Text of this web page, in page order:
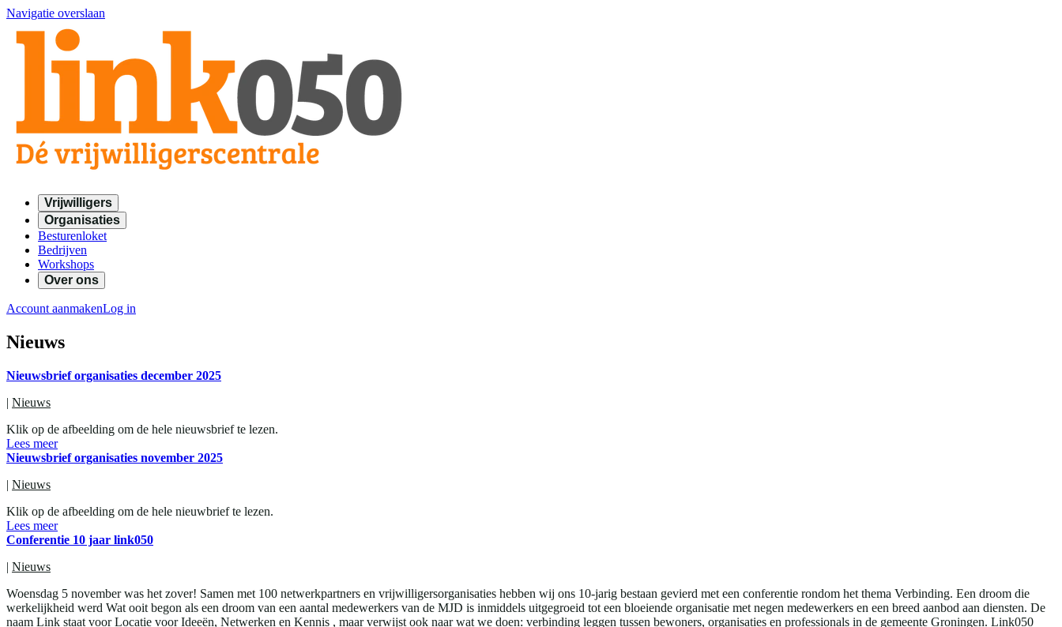
Navigatie overslaan
Vrijwilligers
Organisaties
Besturenloket
Bedrijven
Workshops
Over ons
Account aanmakenLog in
Nieuws
Nieuwsbrief organisaties december 2025
| Nieuws
Klik op de afbeelding om de hele nieuwsbrief te lezen.
Lees meer
Nieuwsbrief organisaties november 2025
| Nieuws
Klik op de afbeelding om de hele nieuwbrief te lezen.
Lees meer
Conferentie 10 jaar link050
| Nieuws
Woensdag 5 november was het zover! Samen met 100 netwerkpartners en vrijwilligersorganisaties hebben wij ons 10-jarig bestaan gevierd met een conferentie rondom het thema Verbinding. Een droom die
werkelijkheid werd Wat ooit begon als een droom van een aantal medewerkers van de MJD is inmiddels uitgegroeid tot een bloeiende organisatie met negen medewerkers en een breed aanbod aan diensten. De
naam Link staat voor Locatie voor Ideeën, Netwerken en Kennis , maar verwijst ook naar wat we doen: verbinding leggen tussen bewoners, organisaties en professionals in de gemeente Groningen. Link050